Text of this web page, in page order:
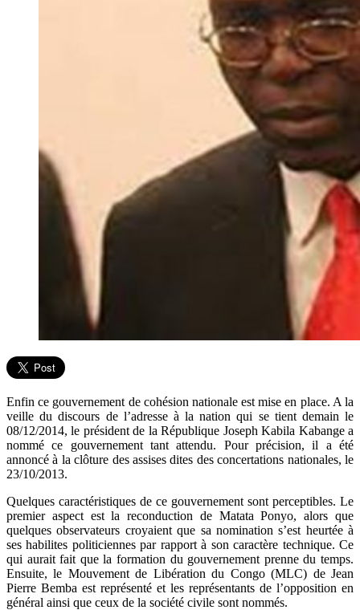
Enfin ce gouvernement de cohésion nationale est mise en place. A la
veille du discours de l’adresse à la nation qui se tient demain le
08/12/2014, le président de la République Joseph Kabila Kabange a
nommé ce gouvernement tant attendu. Pour précision, il a été
annoncé à la clôture des assises dites des concertations nationales, le
23/10/2013.
Quelques caractéristiques de ce gouvernement sont perceptibles. Le
premier aspect est la reconduction de Matata Ponyo, alors que
quelques observateurs croyaient que sa nomination s’est heurtée à
ses habilites politiciennes par rapport à son caractère technique. Ce
qui aurait fait que la formation du gouvernement prenne du temps.
Ensuite, le Mouvement de Libération du Congo (MLC) de Jean
Pierre Bemba est représenté et les représentants de l’opposition en
général ainsi que ceux de la société civile sont nommés.